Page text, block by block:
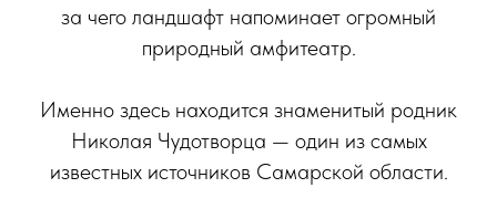
за чего ландшафт напоминает огромный
природный амфитеатр.
Именно здесь находится знаменитый родник
Николая Чудотворца — один из самых
известных источников Самарской области.